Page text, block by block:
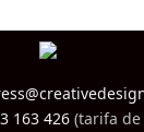
163 426(tarifa de